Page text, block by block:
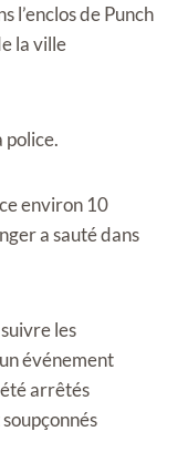
l’enclos de Punch
la ville
police.
environ 10
a sauté dans
les
événement
arrêtés